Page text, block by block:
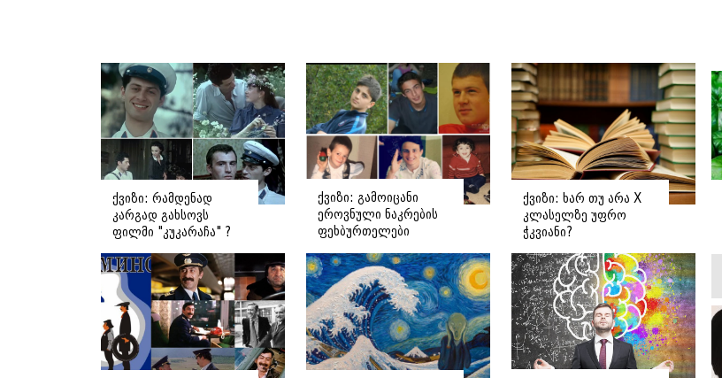
ქვიზი: რამდენად
კარგად გახსოვს
ფილმი "კუკარაჩა" ?
ქვიზი: გამოიცანი
ეროვნული ნაკრების
ფეხბურთელები
ქვიზი: ხარ თუ არა X
კლასელზე უფრო
ჭკვიანი?